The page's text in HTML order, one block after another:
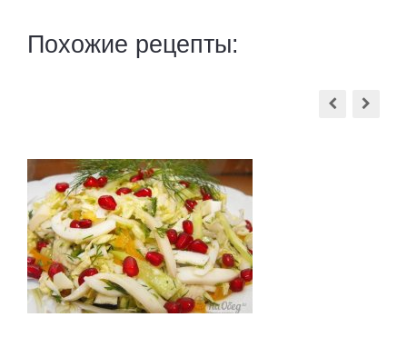
Похожие рецепты: